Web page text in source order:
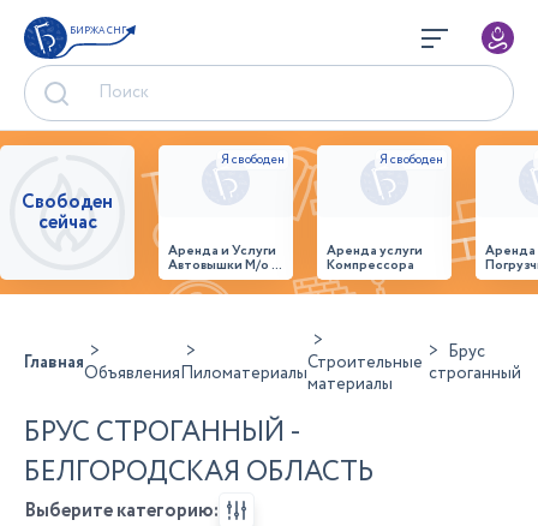
БИРЖА СНГ
Свободен
сейчас
Аренда и Услуги
Автовышки М/о г.
Домодедово
26,28,32 место
Аренда услуги
Компрессора
ГлавнаяОбъявленияПиломатериалыСтроительные
материалы
Брус
строганный
БРУС СТРОГАННЫЙ -
БЕЛГОРОДСКАЯ ОБЛАСТЬ
Выберите категорию: